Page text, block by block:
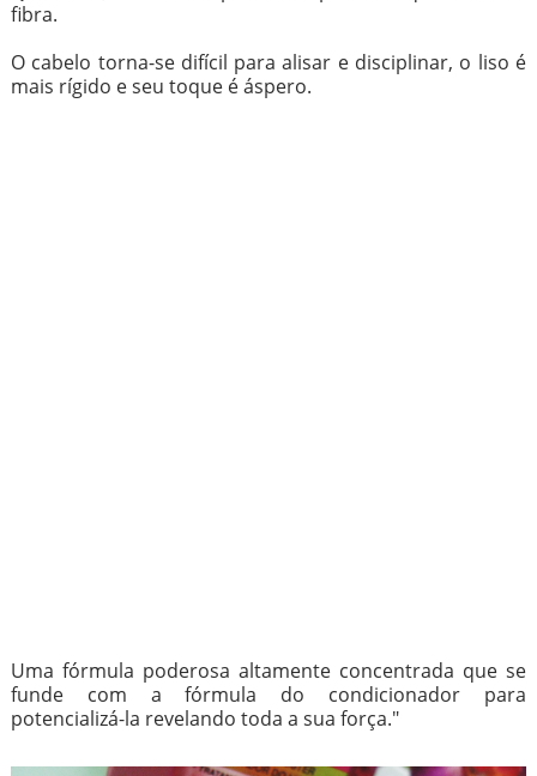
fibra.
O cabelo torna-se difícil para alisar e disciplinar, o liso é
mais rígido e seu toque é áspero.
Uma fórmula poderosa altamente concentrada que se
funde com a fórmula do condicionador para
potencializá-la revelando toda a sua força."